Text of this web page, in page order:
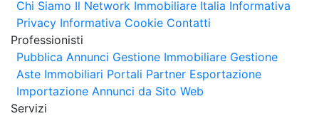
Chi Siamo Il Network Immobiliare Italia Informativa
Privacy Informativa Cookie Contatti
Professionisti
Pubblica Annunci Gestione Immobiliare Gestione
Aste Immobiliari Portali Partner Esportazione
Importazione Annunci da Sito Web
Servizi